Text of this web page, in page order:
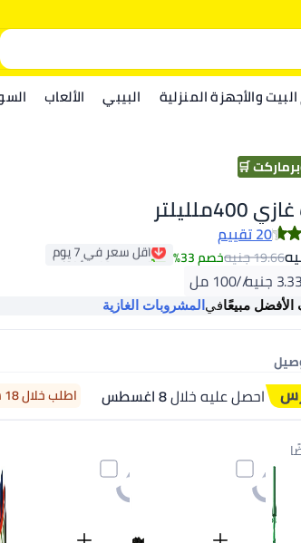
البيت والأجهزة المنزلية البيبي الألعاب
🛒
20 تقييم
جنيه19.66 خصم 33% أقل سعر في 7 يوم
تم بيع +10 مؤخرًا
مبيعًافي المشروبات الغازية
احصل عليه خلال8 اغسطس اطلب خلال 18 ساعة 0 دقيقة